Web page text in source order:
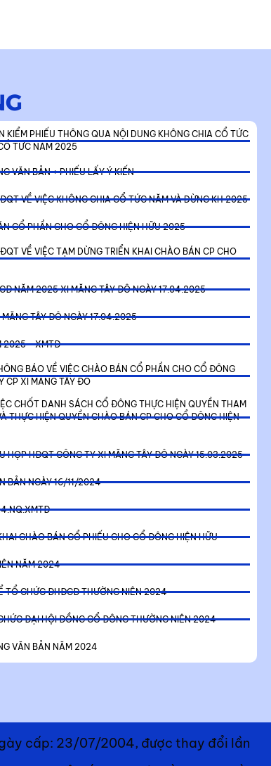
KIỂM PHIẾU THÔNG QUA NỘI DUNG KHÔNG CHIA CỔ TỨC
TỨC NĂM 2025
VĂN BẢN + PHIẾU LẤY Ý KIẾN
VỀ VIỆC KHÔNG CHIA CỔ TỨC NĂM VÀ DỪNG KH 2025
CỔ PHẦN CHO CỔ ĐÔNG HIỆN HỮU 2025
VỀ VIỆC TẠM DỪNG TRIỂN KHAI CHÀO BÁN CP CHO
NĂM 2025 XI MĂNG TÂY ĐÔ NGÀY 17.04.2025
TÂY ĐÔ NGÀY 17.04.2025
2025 - XMTĐ
BÁO VỀ VIỆC CHÀO BÁN CỔ PHẦN CHO CỔ ĐÔNG
CP XI MĂNG TÂY ĐÔ
CHỐT DANH SÁCH CỔ ĐÔNG THỰC HIỆN QUYỀN THAM
THỰC HIỆN QUYỀN CHÀO BÁN CP CHO CỔ ĐÔNG HIỆN
HỌP HĐQT CÔNG TY XI MĂNG TÂY ĐÔ NGÀY 15.03.2025
BẢN NGÀY 16/11/2024
CHÀO BÁN CỔ PHIẾU CHO CỔ ĐÔNG HIỆN HỮU
NĂM 2024
TỔ CHỨC ĐHĐCĐ THƯỜNG NIÊN 2024
ĐẠI HỘI ĐỒNG CỔ ĐÔNG THƯỜNG NIÊN 2024
VĂN BẢN NĂM 2024
cấp: 23/07/2004, được thay đổi lần